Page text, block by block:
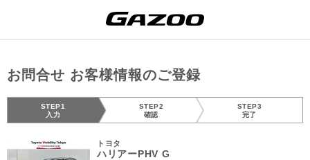
お問合せ お客様情報のご登録
STEP1
入力
STEP2
確認
STEP3
完了
トヨタ
ハリアーPHV G